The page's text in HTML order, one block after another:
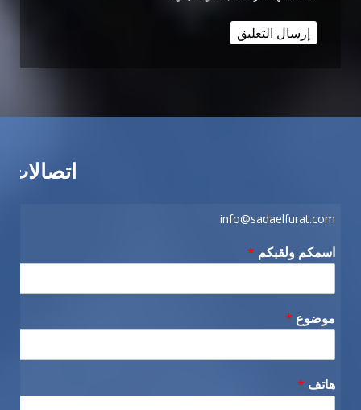
اتصالات
info@sadaelfurat.com
اسمكم ولقبكم *
موضوع *
هاتف *